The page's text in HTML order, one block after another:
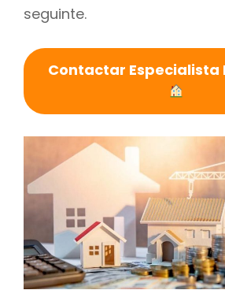
seguinte.
Contactar Especialista